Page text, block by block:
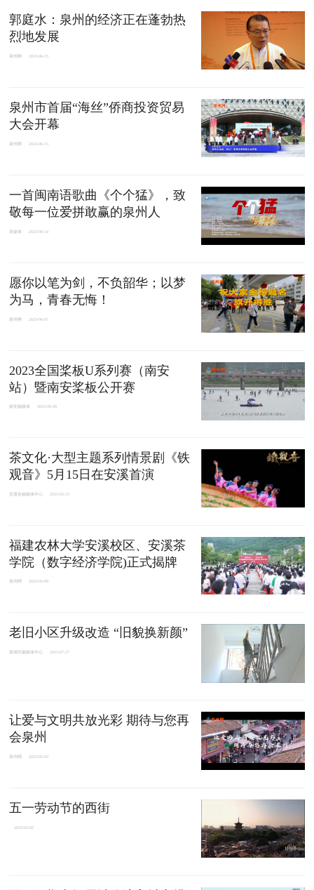
郭庭水：泉州的经济正在蓬勃热
烈地发展
泉州网 2023-06-15
泉州市首届“海丝”侨商投资贸易
大会开幕
泉州网 2023-06-15
一首闽南语歌曲《个个猛》，致
敬每一位爱拼敢赢的泉州人
泉媒体 2023-06-14
愿你以笔为剑，不负韶华；以梦
为马，青春无悔！
泉州网 2023-06-07
2023全国桨板U系列赛（南安
站）暨南安桨板公开赛
南安融媒体 2023-09-28
茶文化·大型主题系列情景剧《铁
观音》5月15日在安溪首演
安溪县融媒体中心 2023-05-13
福建农林大学安溪校区、安溪茶
学院（数字经济学院)正式揭牌
泉州网 2023-05-09
老旧小区升级改造 “旧貌换新颜”
泉港区融媒体中心 2023-07-27
让爱与文明共放光彩 期待与您再
会泉州
泉州网 2023-05-03
五一劳动节的西街
2023-05-02